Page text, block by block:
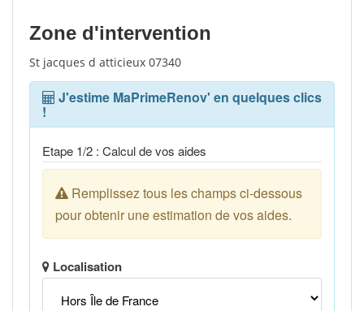
Zone d'intervention
St jacques d atticieux 07340